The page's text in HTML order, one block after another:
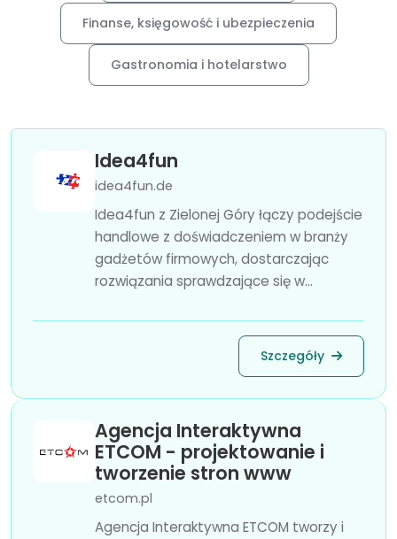
Finanse, księgowość i ubezpieczenia
Gastronomia i hotelarstwo
Idea4fun
idea4fun.de
Idea4fun z Zielonej Góry łączy podejście
handlowe z doświadczeniem w branży
gadżetów firmowych, dostarczając
rozwiązania sprawdzające się w...
Szczegóły
Agencja Interaktywna
ETCOM - projektowanie i
tworzenie stron www
etcom.pl
Agencja Interaktywna ETCOM tworzy i